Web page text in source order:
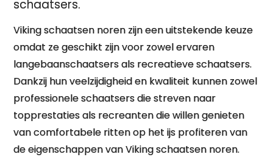
schaatsers.
Viking schaatsen noren zijn een uitstekende keuze
omdat ze geschikt zijn voor zowel ervaren
langebaanschaatsers als recreatieve schaatsers.
Dankzij hun veelzijdigheid en kwaliteit kunnen zowel
professionele schaatsers die streven naar
topprestaties als recreanten die willen genieten
van comfortabele ritten op het ijs profiteren van
de eigenschappen van Viking schaatsen noren.